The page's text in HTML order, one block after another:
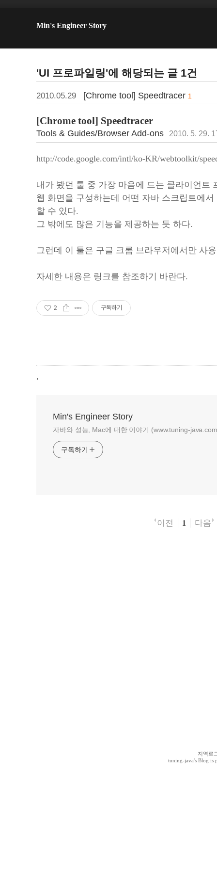
Min's Engineer Story
'UI 프로파일링'에 해당되는 글 1건
2010.05.29 [Chrome tool] Speedtracer 1
[Chrome tool] Speedtracer
Tools & Guides/Browser Add-ons 2010. 5. 29.
http://code.google.com/intl/ko-KR/webtoolkit/
내가 봤던 툴 중 가장 마음에 드는 클라이언트
웹 화면을 구성하는데 어떤 자바 스크립트에
할 수 있다.
그 밖에도 많은 기능을 제공하는 듯 하다.
그런데 이 툴은 구글 크롬 브라우저에서만 사
자세한 내용은 링크를 참조하기 바란다.
2 구독하기
,
Min's Engineer Story
자바와 성능, Mac에 대한 이야기 (www.tuning-
구독하기
이전 1 다음
지역로
tuning-java's Blog is